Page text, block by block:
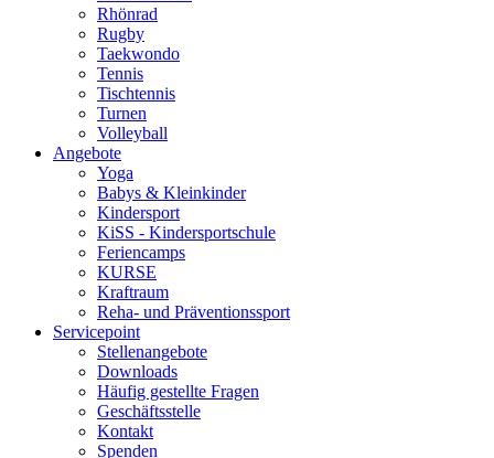
Rhönrad
Rugby
Taekwondo
Tennis
Tischtennis
Turnen
Volleyball
Angebote
Yoga
Babys & Kleinkinder
Kindersport
KiSS - Kindersportschule
Feriencamps
KURSE
Kraftraum
Reha- und Präventionssport
Servicepoint
Stellenangebote
Downloads
Häufig gestellte Fragen
Geschäftsstelle
Kontakt
Spenden